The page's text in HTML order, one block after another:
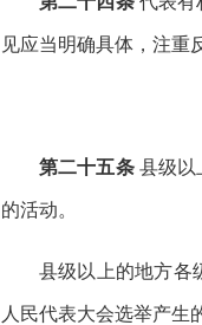
见应当明确具体，注重
第二十五条县级以
的活动。
县级以上的地方各
人民代表大会选举产生